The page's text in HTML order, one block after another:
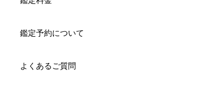
鑑定予約について
よくあるご質問